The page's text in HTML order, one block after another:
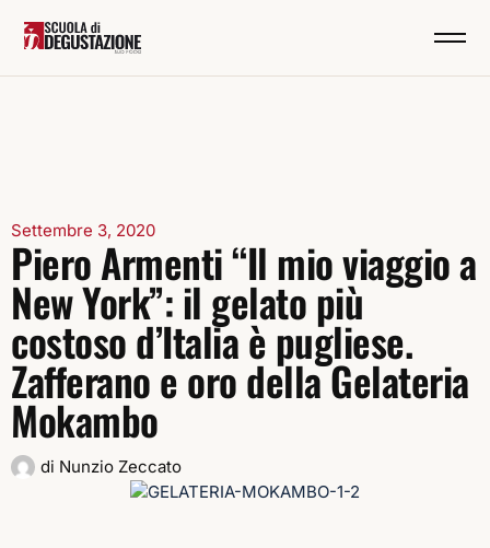
Settembre 3, 2020
Piero Armenti “Il mio viaggio a
New York”: il gelato più
costoso d’Italia è pugliese.
Zafferano e oro della Gelateria
Mokambo
di Nunzio Zeccato